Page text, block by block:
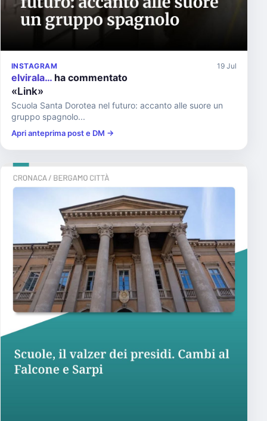
INSTAGRAM 19 Jul
elvirala… ha commentato
«Link»
Scuola Santa Dorotea nel futuro: accanto alle suore un
gruppo spagnolo...
Apri anteprima post e DM →